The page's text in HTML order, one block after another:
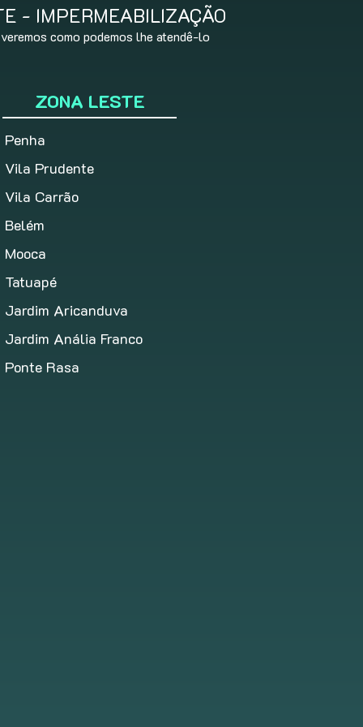
- IMPERMEABILIZAÇÃO
como podemos lhe atendê-lo
ZONA LESTE
Penha
Vila Prudente
Vila Carrão
Belém
Mooca
Tatuapé
Jardim Aricanduva
Jardim Anália Franco
Ponte Rasa